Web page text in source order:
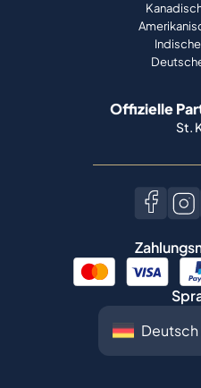
Offizielle
St.